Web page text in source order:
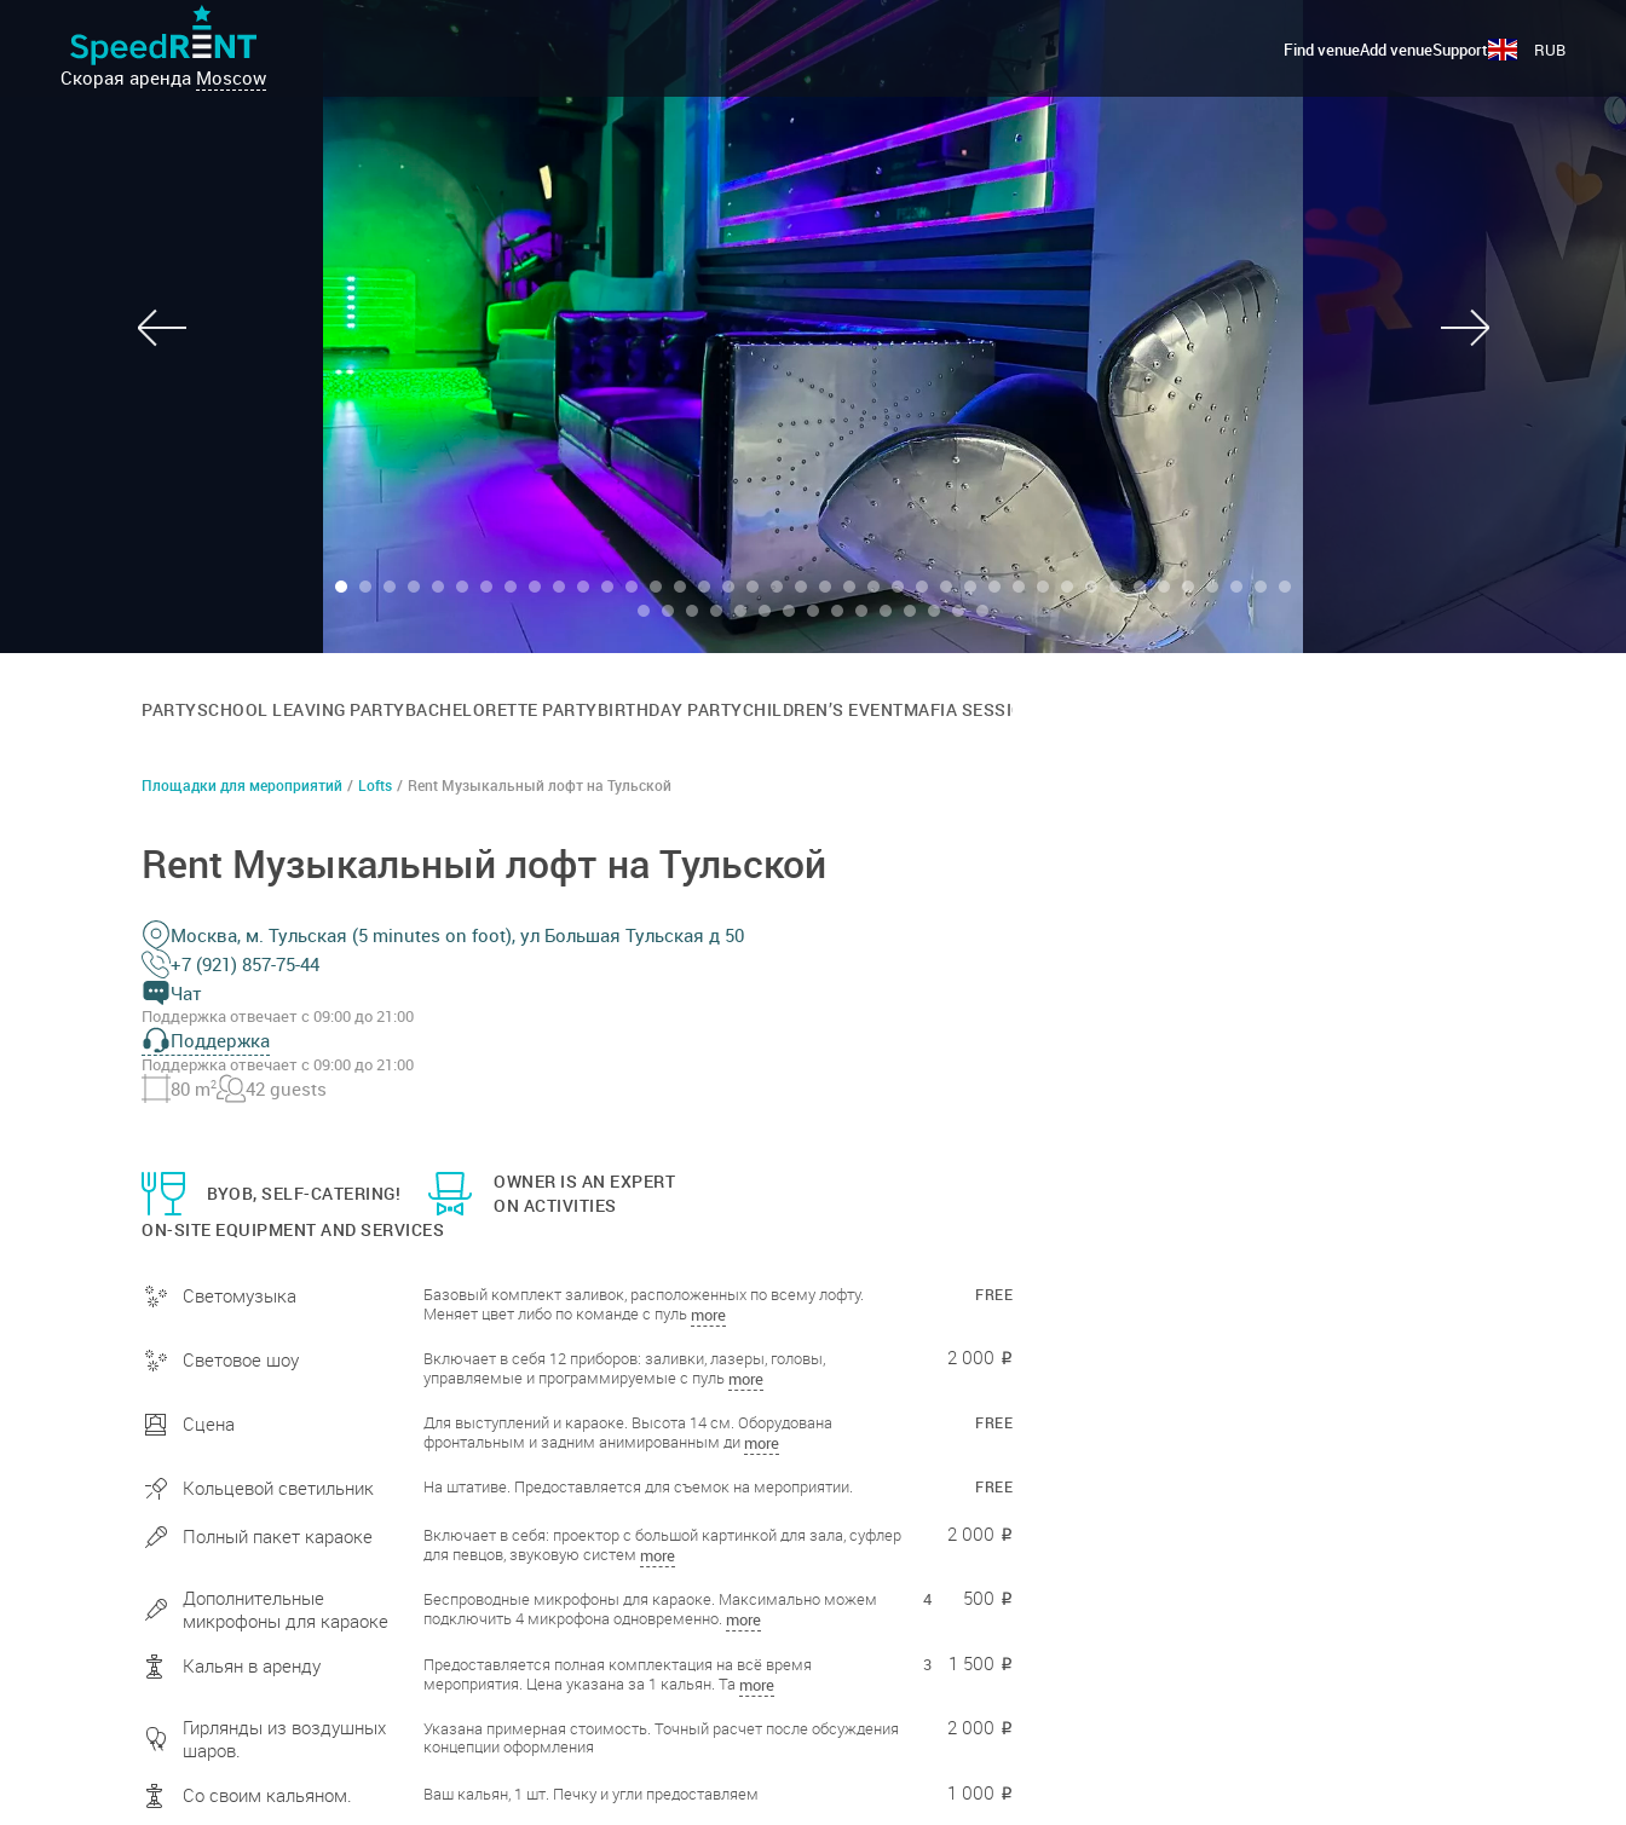
Скорая аренда Moscow
Find venueAdd venueSupport RUB
PARTYSCHOOL LEAVING PARTYBACHELORETTE PARTYBIRTHDAY PARTYCHILDREN’S EVENTMAFIA SESSION
Площадки для мероприятий / Lofts / Rent Музыкальный лофт на Тульской
Rent Музыкальный лофт на Тульской
Москва, м. Тульская (5 minutes on foot), ул Большая Тульская д 50
+7 (921) 857-75-44
Чат
Поддержка отвечает с 09:00 до 21:00
Поддержка
Поддержка отвечает с 09:00 до 21:00
80 m2 42 guests
BYOB, SELF-CATERING!
OWNER IS AN EXPERT
ON ACTIVITIES
ON-SITE EQUIPMENT AND SERVICES
Светомузыка
Базовый комплект заливок, расположенных по всему лофту.
Меняет цвет либо по команде с пуль more
FREE
Световое шоу
Включает в себя 12 приборов: заливки, лазеры, головы,
управляемые и программируемые с пуль more
2 000 ₽
Сцена
Для выступлений и караоке. Высота 14 см. Оборудована
фронтальным и задним анимированным ди more
FREE
Кольцевой светильник На штативе. Предоставляется для съемок на мероприятии. FREE
Полный пакет караоке
Включает в себя: проектор с большой картинкой для зала, суфлер
для певцов, звуковую систем more
2 000 ₽
Дополнительные
микрофоны для караоке
Беспроводные микрофоны для караоке. Максимально можем
подключить 4 микрофона одновременно. more
4 500 ₽
Кальян в аренду
Предоставляется полная комплектация на всё время
мероприятия. Цена указана за 1 кальян. Та more
3 1 500 ₽
Гирлянды из воздушных
шаров.
Указана примерная стоимость. Точный расчет после обсуждения
концепции оформления
2 000 ₽
Со своим кальяном. Ваш кальян, 1 шт. Печку и угли предоставляем 1 000 ₽